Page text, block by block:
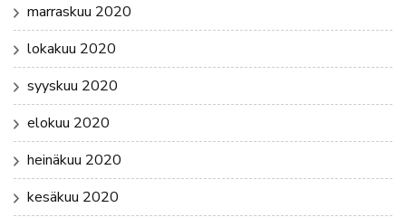
marraskuu 2020
lokakuu 2020
syyskuu 2020
elokuu 2020
heinäkuu 2020
kesäkuu 2020